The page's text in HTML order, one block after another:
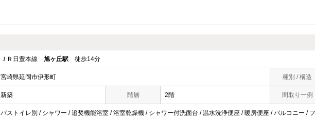
ＪＲ日豊本線 旭ヶ丘駅 徒歩14分
宮崎県延岡市伊形町 種別 / 構造
新築 階層 2階 間取り一例
バストイレ別 / シャワー / 追焚機能浴室 / 浴室乾燥機 / シャワー付洗面台 / 温水洗浄便座 / 暖房便座 / バルコニー /